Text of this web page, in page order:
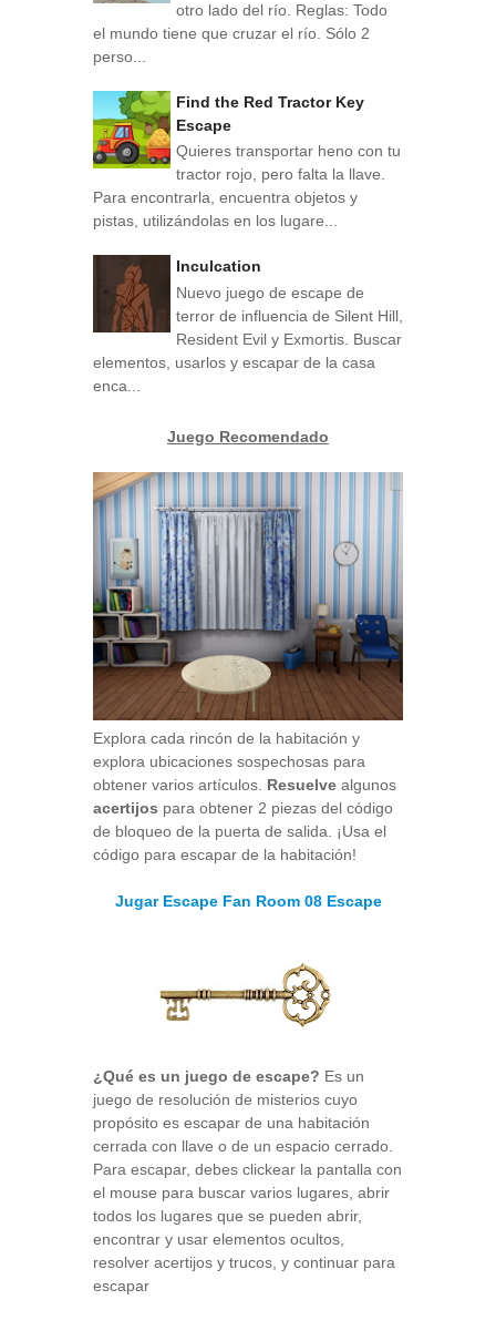
otro lado del río. Reglas: Todo
el mundo tiene que cruzar el río. Sólo 2
perso...
Find the Red Tractor Key
Escape
Quieres transportar heno con tu
tractor rojo, pero falta la llave.
Para encontrarla, encuentra objetos y
pistas, utilizándolas en los lugare...
Inculcation
Nuevo juego de escape de
terror de influencia de Silent Hill,
Resident Evil y Exmortis. Buscar
elementos, usarlos y escapar de la casa
enca...
Juego Recomendado
Explora cada rincón de la habitación y
explora ubicaciones sospechosas para
obtener varios artículos. Resuelve algunos
acertijos para obtener 2 piezas del código
de bloqueo de la puerta de salida. ¡Usa el
código para escapar de la habitación!
Jugar Escape Fan Room 08 Escape
¿Qué es un juego de escape? Es un
juego de resolución de misterios cuyo
propósito es escapar de una habitación
cerrada con llave o de un espacio cerrado.
Para escapar, debes clickear la pantalla con
el mouse para buscar varios lugares, abrir
todos los lugares que se pueden abrir,
encontrar y usar elementos ocultos,
resolver acertijos y trucos, y continuar para
escapar